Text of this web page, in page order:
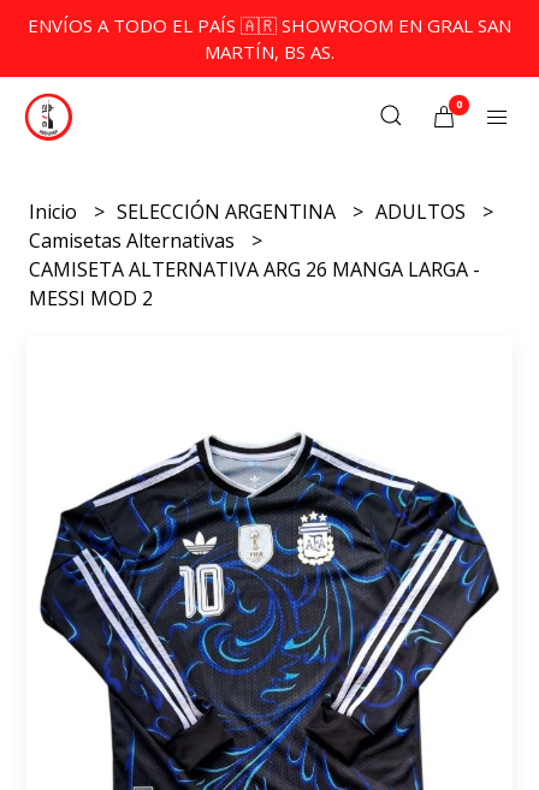
ENVÍOS A TODO EL PAÍS 🇦🇷 SHOWROOM EN GRAL SAN
MARTÍN, BS AS.
0
Inicio SELECCIÓN ARGENTINA
ADULTOS
Camisetas Alternativas
CAMISETA ALTERNATIVA ARG 26 MANGA LARGA -
MESSI MOD 2